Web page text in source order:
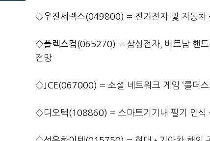
◇우진세렉스(049800) = 전기전자 및 자동차
◇플렉스컴(065270) = 삼성전자, 베트남 핸
전망
◇JCE(067000) = 소셜 네트워크 게임 ‘룰더
◇디오텍(108860) = 스마트기기내 필기 인식